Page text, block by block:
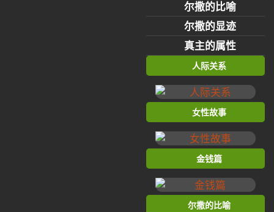
尔撒的比喻
尔撒的显迹
真主的属性
人际关系
女性故事
金钱篇
尔撒的比喻